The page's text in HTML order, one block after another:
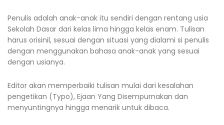
Penulis adalah anak-anak itu sendiri dengan rentang usia
Sekolah Dasar dari kelas lima hingga kelas enam. Tulisan
harus orisinil, sesuai dengan situasi yang dialami si penulis
dengan menggunakan bahasa anak-anak yang sesuai
dengan usianya.
Editor akan memperbaiki tulisan mulai dari kesalahan
pengetikan (Typo), Ejaan Yang Disempurnakan dan
menyuntingnya hingga menarik untuk dibaca.